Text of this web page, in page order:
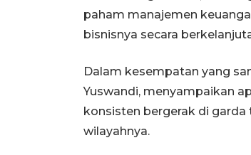
paham manajemen
bisnisnya secara
Dalam kesempatan yang
Yuswandi, menyampaikan
konsisten bergerak di
wilayahnya.